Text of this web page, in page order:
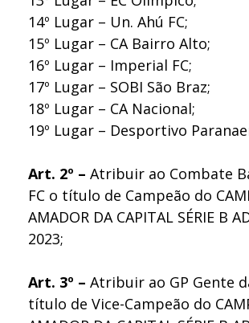
14º Lugar – Un. Ahú FC;
15º Lugar – CA Bairro Alto;
16º Lugar – Imperial FC;
17º Lugar – SOBI São Braz;
18º Lugar – CA Nacional;
19º Lugar – Desportivo
Art. 2º – Atribuir ao Combate
FC o título de Campeão do
AMADOR DA CAPITAL SÉRIE B
2023;
Art. 3º – Atribuir ao GP Gente
título de Vice-Campeão do